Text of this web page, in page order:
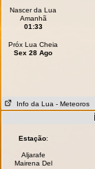
Nascer da Lua
Amanhã
01:33
Próx Lua Cheia
Sex 28 Ago
Info da Lua - Meteoros
Estação:
Aljarafe
Mairena Del